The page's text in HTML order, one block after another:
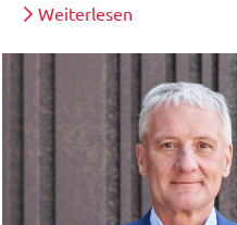
Weiterlesen